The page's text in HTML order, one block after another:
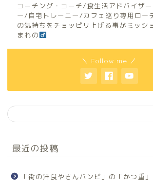
コーチング・コーチ/食生活アドバイザ
ー/自宅トレーニー/カフェ巡り専用ロー
の気持ちをチョッピリ上げる事がミッシ
まれの
＼ Follow me ／
最近の投稿
「街の洋食やさんバンビ」の「かつ重」